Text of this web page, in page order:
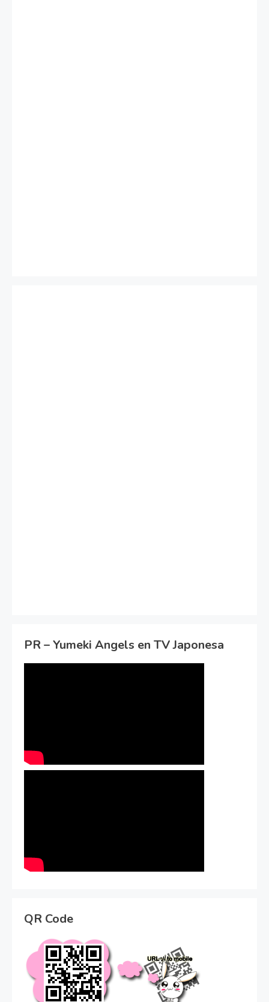
PR – Yumeki Angels en TV Japonesa
QR Code